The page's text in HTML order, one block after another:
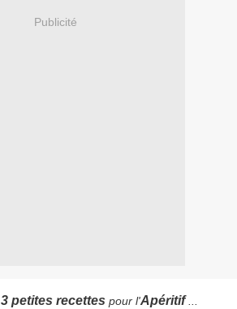
Publicité
3 petites recettes pour l'Apéritif